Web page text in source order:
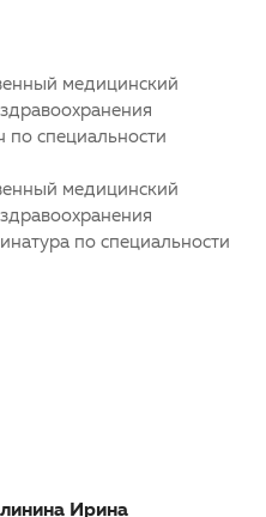
медицинский
по специальности
медицинский
по специальности
Ирина